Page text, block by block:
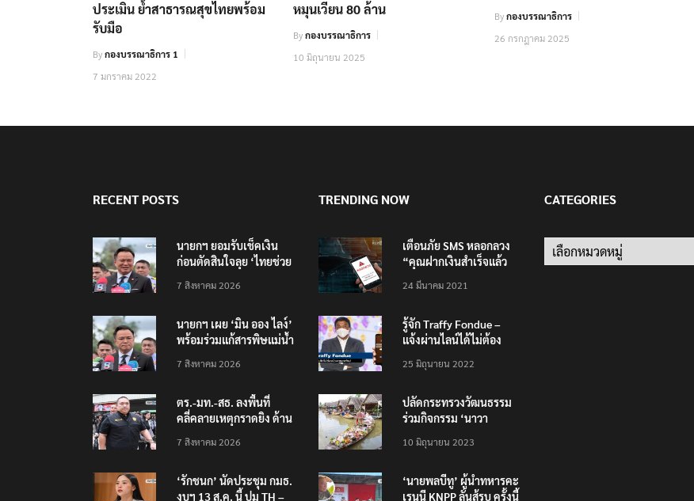
ประเมิน ย้ำสาธารณสุขไทยพร้อม
รับมือ
Byกองบรรณาธิการ 1
7 มกราคม 2022
หมุนเวียน 80 ล้าน
Byกองบรรณาธิการ
10 มิถุนายน 2025
Byกองบรรณาธิการ
26 กรกฎาคม 2025
RECENT POSTS
นายกฯ ยอมรับเช็คเงิน
ก่อนตัดสินใจลุย ‘ไทยช่วย
7 สิงหาคม 2026
นายกฯ เผย ‘มิน ออง ไลง์’
พร้อมร่วมแก้สารพิษแม่น้ำ
7 สิงหาคม 2026
ตร.-มท.-สธ. ลงพื้นที่
คลี่คลายเหตุกราดยิง ด้าน
7 สิงหาคม 2026
‘รักชนก’ นัดประชุม กมธ.
งบฯ 13 ส.ค. นี้ ปม TH –
TRENDING NOW
เตือนภัย SMS หลอกลวง
“คุณฝากเงินสำเร็จแล้ว
200,000 บาท”
24 มีนาคม 2021
รู้จัก Traffy Fondue –
แจ้งผ่านไลน์ได้ไม่ต้อง
ทั่วไทย ไม่ใช่แค่ในกรุง
25 มิถุนายน 2022
ปลัดกระทรวงวัฒนธรรม
ร่วมกิจกรรม ‘นาวา
ตักบาตรทางน้ำ
10 มิถุนายน 2023
‘นายพลบีทู’ ผู้นำทหารคะ
เรนนี KNPP ลั่นสู้รบ ครั้งนี้
CATEGORIES